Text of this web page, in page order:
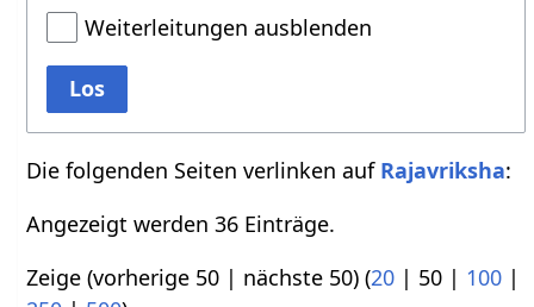
Weiterleitungen ausblenden
Los
Die folgenden Seiten verlinken auf Rajavriksha:
Angezeigt werden 36 Einträge.
Zeige (vorherige 50 | nächste 50) (20 | 50 | 100 |